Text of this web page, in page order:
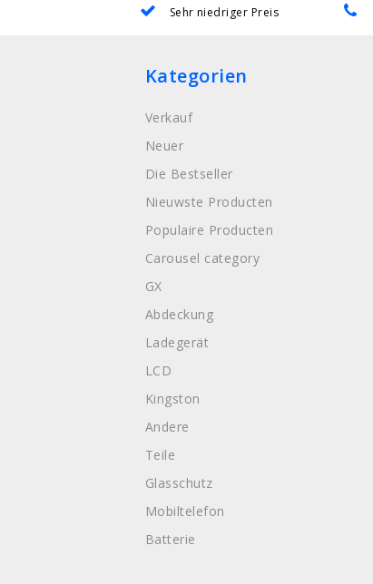
Sehr niedriger Preis
Kategorien
Verkauf
Neuer
Die Bestseller
Nieuwste Producten
Populaire Producten
Carousel category
GX
Abdeckung
Ladegerät
LCD
Kingston
Andere
Teile
Glasschutz
Mobiltelefon
Batterie